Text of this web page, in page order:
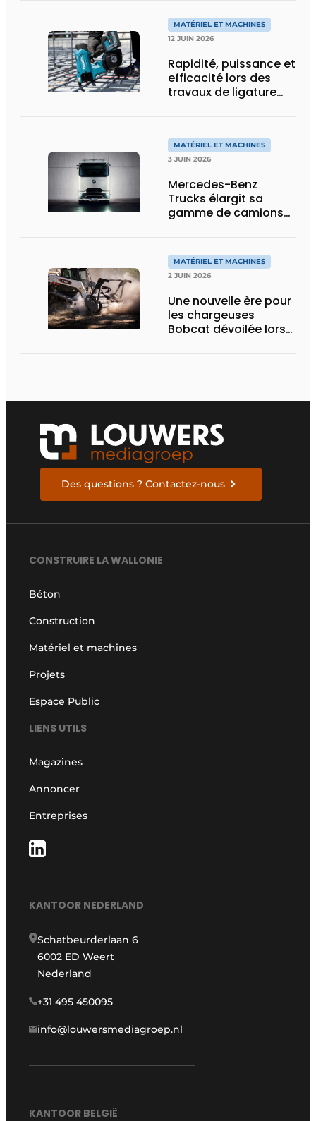
transport spécial
MATÉRIEL ET MACHINES
12 JUIN 2026
Rapidité, puissance et
efficacité lors des
travaux de ligature
MATÉRIEL ET MACHINES
3 JUIN 2026
Mercedes-Benz
Trucks élargit sa
gamme de camions
eActros Lowliner
MATÉRIEL ET MACHINES
2 JUIN 2026
Une nouvelle ère pour
les chargeuses
Bobcat dévoilée lors
Des questions ? Contactez-nous
CONSTRUIRE LA WALLONIE
Béton
Construction
Matériel et machines
Projets
Espace Public
LIENS UTILS
Magazines
Annoncer
Entreprises
KANTOOR NEDERLAND
Schatbeurderlaan 6
6002 ED Weert
Nederland
+31 495 450095
info@louwersmediagroep.nl
KANTOOR BELGIË